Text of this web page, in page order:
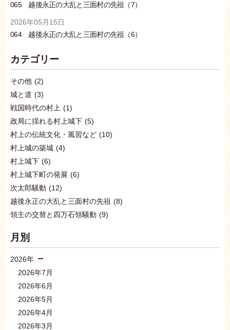
065 越後永正の大乱と三面村の先祖（7）
2026年05月15日
064 越後永正の大乱と三面村の先祖（6）
カテゴリー
その他 (2)
城と道 (3)
戦国時代の村上 (1)
政局に揺れる村上城下 (5)
村上の伝統文化・風習など (10)
村上城の築城 (4)
村上城下 (6)
村上城下町の発展 (6)
次太郎騒動 (12)
越後永正の大乱と三面村の先祖 (8)
領主の交替と四万石領騒動 (9)
月別
2026年
2026年7月
2026年6月
2026年5月
2026年4月
2026年3月